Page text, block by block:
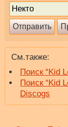
См.также:
Поиск “Kid
Поиск “Kid
Discogs